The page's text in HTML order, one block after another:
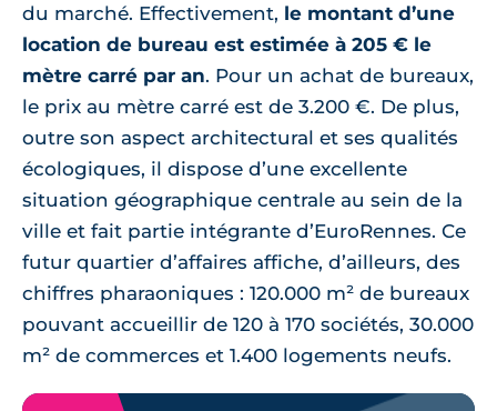
du marché. Effectivement, le montant d’une
location de bureau est estimée à 205 € le
mètre carré par an. Pour un achat de bureaux,
le prix au mètre carré est de 3.200 €. De plus,
outre son aspect architectural et ses qualités
écologiques, il dispose d’une excellente
situation géographique centrale au sein de la
ville et fait partie intégrante d’EuroRennes. Ce
futur quartier d’affaires affiche, d’ailleurs, des
chiffres pharaoniques : 120.000 m² de bureaux
pouvant accueillir de 120 à 170 sociétés, 30.000
m² de commerces et 1.400 logements neufs.